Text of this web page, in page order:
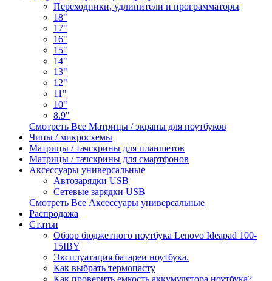
Переходники, удлинители и программаторы
18"
17"
16"
15"
14"
13"
12"
11"
10"
8.9"
Смотреть Все Матрицы / экраны для ноутбуков
Чипы / микросхемы
Матрицы / тачскрины для планшетов
Матрицы / тачскрины для смартфонов
Аксессуары универсальные
Автозарядки USB
Сетевые зарядки USB
Смотреть Все Аксессуары универсальные
Распродажа
Статьи
Обзор бюджетного ноутбука Lenovo Ideapad 100-
15IBY
Эксплуатация батареи ноутбука.
Как выбрать термопасту
Как проверить емкость аккумулятора ноутбука?